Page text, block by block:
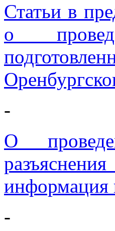
Статьи в
о
-
О
информация
-